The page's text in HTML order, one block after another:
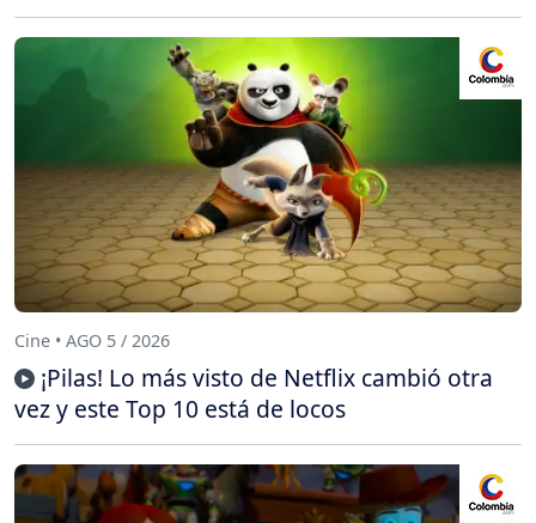
Cine • AGO 5 / 2026
¡Pilas! Lo más visto de Netflix cambió otra
vez y este Top 10 está de locos